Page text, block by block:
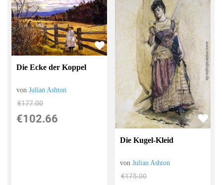
Die Ecke der Koppel
vonJulian Ashton
€177.00
€102.66
Die Kugel-Kleid
vonJulian Ashton
€175.00